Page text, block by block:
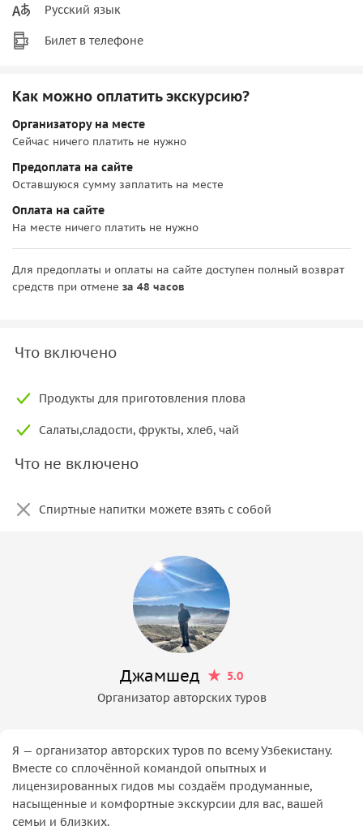
Русский язык
Билет в телефоне
Как можно оплатить экскурсию?
Организатору на месте
Сейчас ничего платить не нужно
Предоплата на сайте
Оставшуюся сумму заплатить на месте
Оплата на сайте
На месте ничего платить не нужно
Для предоплаты и оплаты на сайте доступен полный возврат
средств при отмене за 48 часов
Что включено
Продукты для приготовления плова
Салаты,сладости, фрукты, хлеб, чай
Что не включено
Спиртные напитки можете взять с собой
Джамшед
5.0
Организатор авторских туров
Я — организатор авторских туров по всему Узбекистану.
Вместе со сплочённой командой опытных и
лицензированных гидов мы создаём продуманные,
насыщенные и комфортные экскурсии для вас, вашей
семьи и близких.